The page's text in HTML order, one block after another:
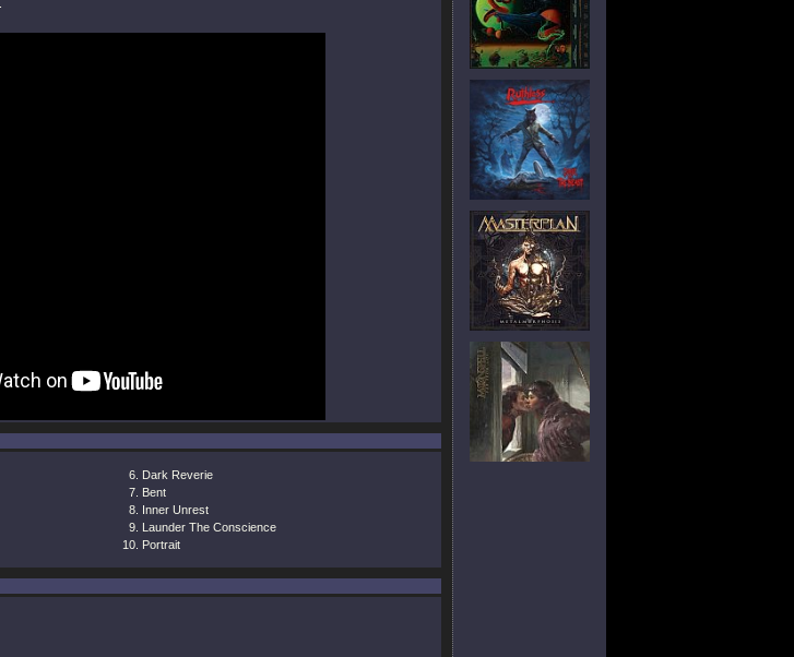
Dark Reverie
Bent
Inner Unrest
Launder The Conscience
Portrait